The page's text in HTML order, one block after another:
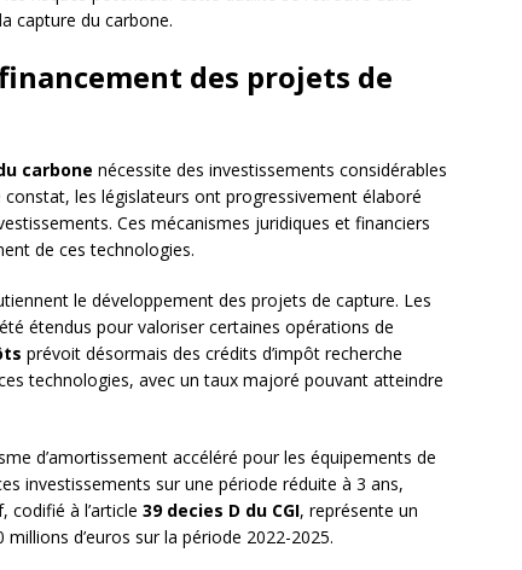
capture du carbone.
des projets de
carbone nécessite des investissements considérables
les législateurs ont progressivement élaboré
Ces mécanismes juridiques et financiers
de ces technologies.
le développement des projets de capture. Les
étendus pour valoriser certaines opérations de
prévoit désormais des crédits d’impôt recherche
technologies, avec un taux majoré pouvant atteindre
d’amortissement accéléré pour les équipements de
investissements sur une période réduite à 3 ans,
codifié à l’article 39 decies D du CGI, représente un
d’euros sur la période 2022-2025.